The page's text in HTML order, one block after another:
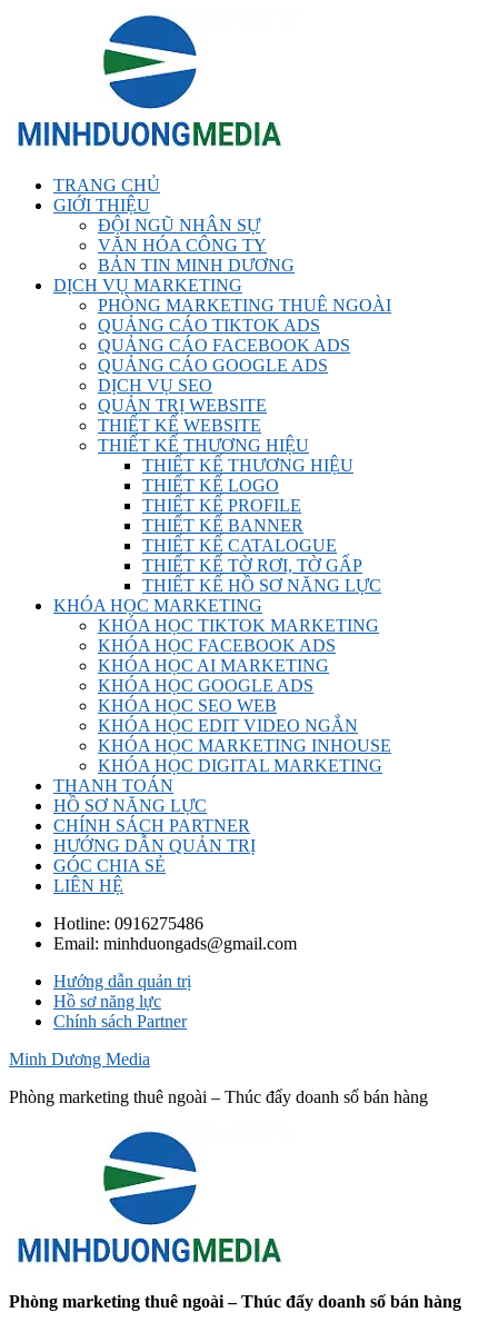
TRANG CHỦ
GIỚI THIỆU
ĐỘI NGŨ NHÂN SỰ
VĂN HÓA CÔNG TY
BẢN TIN MINH DƯƠNG
DỊCH VỤ MARKETING
PHÒNG MARKETING THUÊ NGOÀI
QUẢNG CÁO TIKTOK ADS
QUẢNG CÁO FACEBOOK ADS
QUẢNG CÁO GOOGLE ADS
DỊCH VỤ SEO
QUẢN TRỊ WEBSITE
THIẾT KẾ WEBSITE
THIẾT KẾ THƯƠNG HIỆU
THIẾT KẾ THƯƠNG HIỆU
THIẾT KẾ LOGO
THIẾT KẾ PROFILE
THIẾT KẾ BANNER
THIẾT KẾ CATALOGUE
THIẾT KẾ TỜ RƠI, TỜ GẤP
THIẾT KẾ HỒ SƠ NĂNG LỰC
KHÓA HỌC MARKETING
KHÓA HỌC TIKTOK MARKETING
KHÓA HỌC FACEBOOK ADS
KHÓA HỌC AI MARKETING
KHÓA HỌC GOOGLE ADS
KHÓA HỌC SEO WEB
KHÓA HỌC EDIT VIDEO NGẮN
KHÓA HỌC MARKETING INHOUSE
KHÓA HỌC DIGITAL MARKETING
THANH TOÁN
HỒ SƠ NĂNG LỰC
CHÍNH SÁCH PARTNER
HƯỚNG DẪN QUẢN TRỊ
GÓC CHIA SẺ
LIÊN HỆ
Hotline: 0916275486
Email: minhduongads@gmail.com
Hướng dẫn quản trị
Hồ sơ năng lực
Chính sách Partner
Minh Dương Media
Phòng marketing thuê ngoài – Thúc đẩy doanh số bán hàng
Phòng marketing thuê ngoài – Thúc đẩy doanh số bán hàng